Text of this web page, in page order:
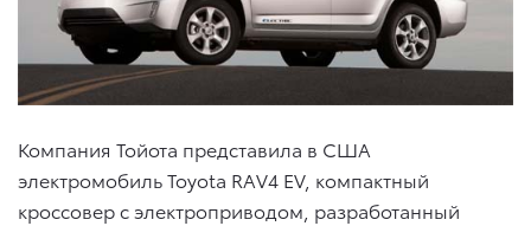
Компания Тойота представила в США
электромобиль Toyota RAV4 EV, компактный
кроссовер с электроприводом, разработанный